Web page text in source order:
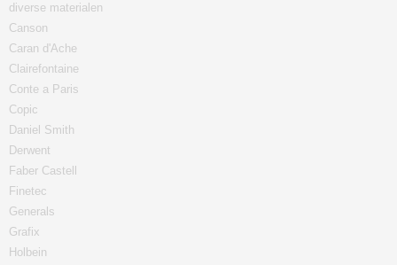
diverse materialen
Canson
Caran d'Ache
Clairefontaine
Conte a Paris
Copic
Daniel Smith
Derwent
Faber Castell
Finetec
Generals
Grafix
Holbein